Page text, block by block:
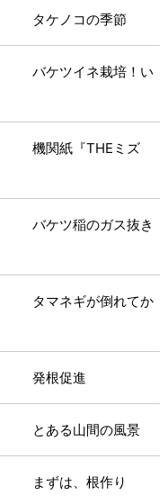
タケノコの季節
バケツイネ栽培！い
機関紙『THEミズ
バケツ稲のガス抜き
タマネギが倒れてか
発根促進
とある山間の風景
まずは、根作り